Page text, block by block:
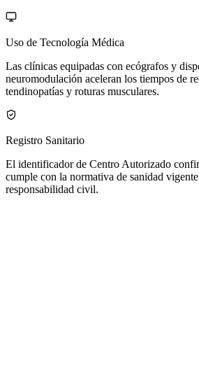
Uso de Tecnología Médica
Las clínicas equipadas con ecógrafos y
neuromodulación aceleran los tiempos de
tendinopatías y roturas musculares.
Registro Sanitario
El identificador de Centro Autorizado
cumple con la normativa de sanidad
responsabilidad civil.